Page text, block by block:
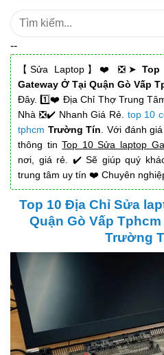
Tìm
--
【Sửa Laptop】❤️ ❎➤
Gateway Ở Tại Quận Gò Vấp
Đây. 1️⃣❤️ Địa Chỉ Thợ Trung
Nhà ❎✔️ Nhanh Giá Rẻ. top 10
tphcm Trường Tín . Với đánh
thông tinTop 10 Sửa laptop
nơi, giá rẻ. ✔️ Sẽ giúp quý
trung tâm uy tín ❤️ Chuyên
Top 10 Địa Chỉ Sửa
Quận Gò Vấp Tphcm
Trường